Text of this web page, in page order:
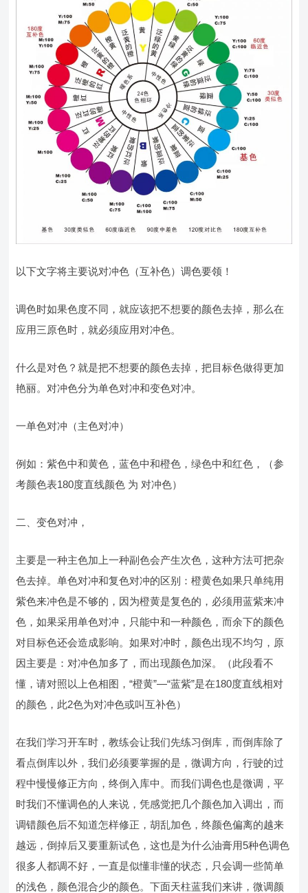
以下文字将主要说对冲色（互补色）调色要领！
调色时如果色度不同，就应该把不想要的颜色去掉，那么在
应用三原色时，就必须应用对冲色。
什么是对色？就是把不想要的颜色去掉，把目标色做得更加
艳丽。对冲色分为单色对冲和变色对冲。
一单色对冲（主色对冲）
例如：紫色中和黄色，蓝色中和橙色，绿色中和红色，（参
考颜色表180度直线颜色 为 对冲色）
二、变色对冲，
主要是一种主色加上一种副色会产生次色，这种方法可把杂
色去掉。单色对冲和复色对冲的区别：橙黄色如果只单纯用
紫色来冲色是不够的，因为橙黄是复色的，必须用蓝紫来冲
色，如果采用单色对冲，只能中和一种颜色，而余下的颜色
对目标色还会造成影响。如果对冲时，颜色出现不均匀，原
因主要是：对冲色加多了，而出现颜色加深。（此段看不
懂，请对照以上色相图，“橙黄”—“蓝紫”是在180度直线相对
的颜色，此2色为对冲色或叫互补色）
在我们学习开车时，教练会让我们先练习倒库，而倒库除了
看点倒库以外，我们必须要掌握的是，微调方向，行驶的过
程中慢慢修正方向，终倒入库中。而我们调色也是微调，平
时我们不懂调色的人来说，凭感觉把几个颜色加入调出，而
调错颜色后不知道怎样修正，胡乱加色，终颜色偏离的越来
越远，倒掉后又要重新试色，这也是为什么油膏用5种色调色
很多人都调不好，一直是似懂非懂的状态，只会调一些简单
的浅色，颜色混合少的颜色。下面天柱蓝我们来讲，微调颜